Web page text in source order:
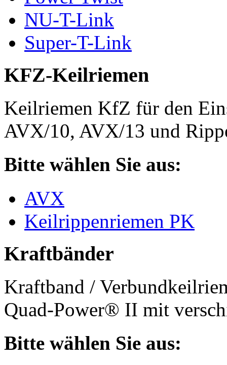
NU-T-Link
Super-T-Link
KFZ-Keilriemen
Keilriemen KfZ für den
AVX/10, AVX/13 und
Bitte wählen Sie aus:
AVX
Keilrippenriemen PK
Kraftbänder
Kraftband /
Quad-Power® II mit
Bitte wählen Sie aus: